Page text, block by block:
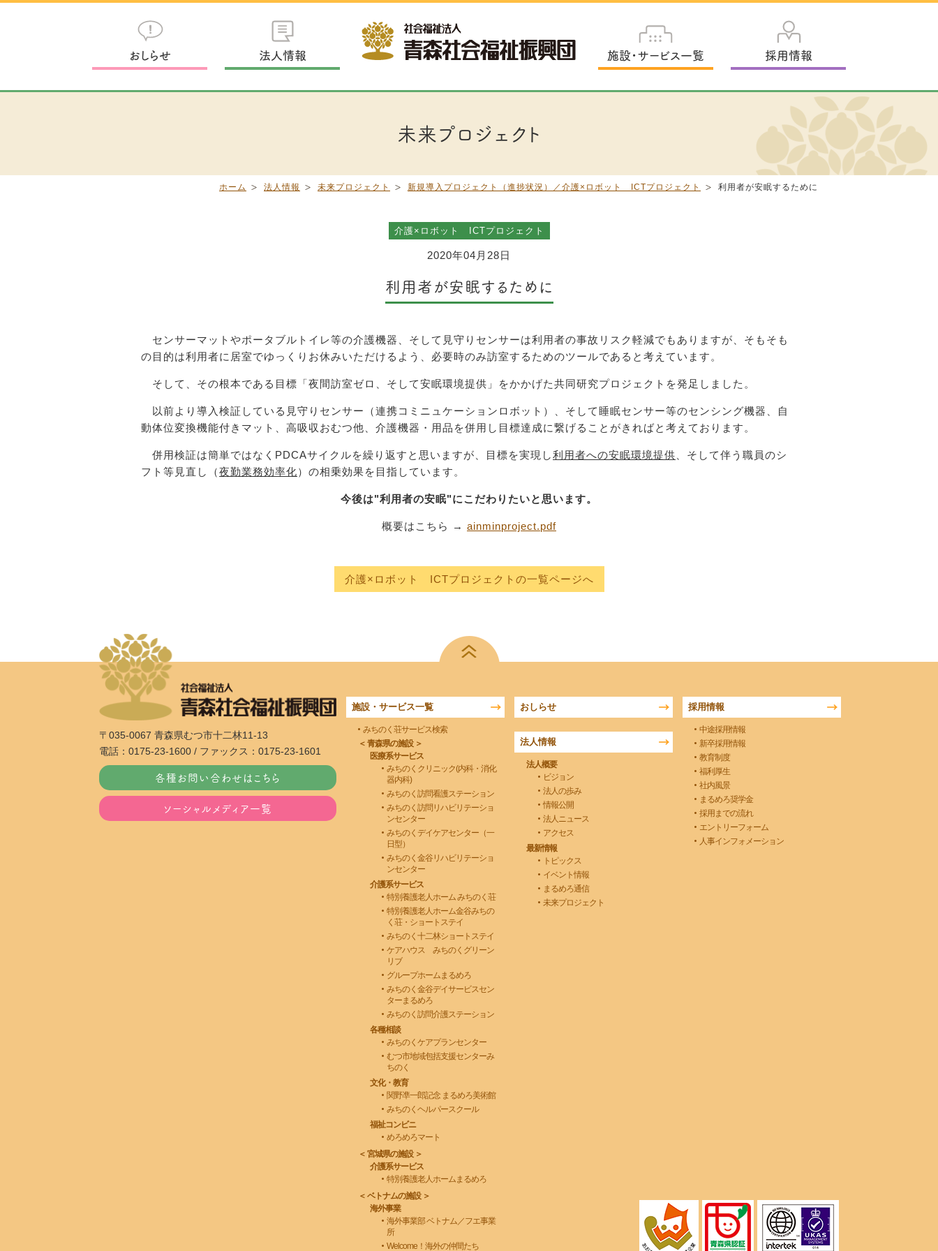
おしらせ 法人情報 施設・サービス一覧 採用情報
未来プロジェクト
ホーム 法人情報 未来プロジェクト 新規導入プロジェクト（進捗状況）／介護×ロボット ICTプロジェクト 利用者が安眠するために
介護×ロボット ICTプロジェクト
2020年04月28日
利用者が安眠するために
センサーマットやポータブルトイレ等の介護機器、そして見守りセンサーは利用者の事故リスク軽減でもありますが、そもそも
の目的は利用者に居室でゆっくりお休みいただけるよう、必要時のみ訪室するためのツールであると考えています。
そして、その根本である目標「夜間訪室ゼロ、そして安眠環境提供」をかかげた共同研究プロジェクトを発足しました。
以前より導入検証している見守りセンサー（連携コミニュケーションロボット）、そして睡眠センサー等のセンシング機器、自
動体位変換機能付きマット、高吸収おむつ他、介護機器・用品を併用し目標達成に繋げることがきればと考えております。
併用検証は簡単ではなくPDCAサイクルを繰り返すと思いますが、目標を実現し利用者への安眠環境提供 、そして伴う職員のシ
フト等見直し（夜勤業務効率化）の相乗効果を目指しています。
今後は"利用者の安眠"にこだわりたいと思います。
概要はこちら → ainminproject.pdf
介護×ロボット ICTプロジェクトの一覧ページへ
〒035-0067 青森県むつ市十二林11-13
電話：0175-23-1600 / ファックス：0175-23-1601
各種お問い合わせはこちら
ソーシャルメディア一覧
施設・サービス一覧
みちのく荘サービス検索
＜ 青森県の施設 ＞
医療系サービス
みちのくクリニック(内科・消化
器内科)
みちのく訪問看護ステーション
みちのく訪問リハビリテーショ
ンセンター
みちのくデイケアセンター（一
日型）
みちのく金谷リハビリテーショ
ンセンター
介護系サービス
特別養護老人ホーム みちのく荘
特別養護老人ホーム金谷みちの
く荘・ショートステイ
みちのく十二林ショートステイ
ケアハウス みちのくグリーン
リブ
グループホームまるめろ
みちのく金谷デイサービスセン
ターまるめろ
みちのく訪問介護ステーション
各種相談
みちのくケアプランセンター
むつ市地域包括支援センターみ
ちのく
文化・教育
関野凖一郎記念 まるめろ美術館
みちのくヘルパースクール
福祉コンビニ
めろめろマート
＜ 宮城県の施設 ＞
介護系サービス
特別養護老人ホームまるめろ
＜ ベトナムの施設 ＞
海外事業
海外事業部 ベトナム／フエ事業
所
Welcome！海外の仲間たち
おしらせ
法人情報
法人概要
ビジョン
法人の歩み
情報公開
法人ニュース
アクセス
最新情報
トピックス
イベント情報
まるめろ通信
未来プロジェクト
採用情報
中途採用情報
新卒採用情報
教育制度
福利厚生
社内風景
まるめろ奨学金
採用までの流れ
エントリーフォーム
人事インフォメーション